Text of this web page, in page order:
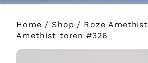
Home / Shop / Roze Amethist
Amethist toren #326